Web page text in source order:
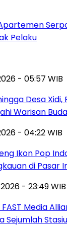
Pelaku
- 05:57 WIB
Desa
Warisan
- 04:22 WIB
Ikon Pop
di Pasar
- 23:49 WIB
Media
Sejumlah